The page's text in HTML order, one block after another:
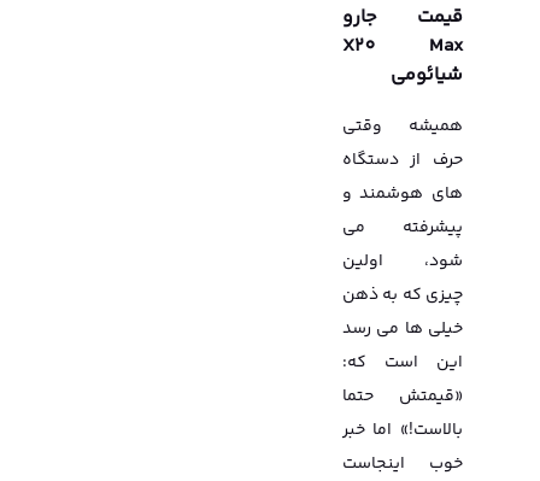
قیمت جارو
X20 Max
شیائومی
همیشه وقتی
حرف از دستگاه
های هوشمند و
پیشرفته می
شود، اولین
چیزی که به ذهن
خیلی ها می رسد
این است که:
«قیمتش حتما
بالاست!» اما خبر
خوب اینجاست